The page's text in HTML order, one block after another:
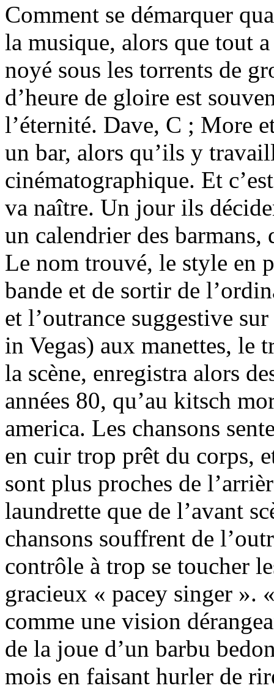
Comment se démarquer
la musique, alors que tout
noyé sous les torrents de
d’heure de gloire est
l’éternité. Dave, C ; More
un bar, alors qu’ils y
cinématographique. Et
va naître. Un jour ils
un calendrier des barmans,
Le nom trouvé, le style en
bande et de sortir de
et l’outrance suggestive
in Vegas) aux manettes, le
la scène, enregistra alors
années 80, qu’au kitsch
america. Les chansons
en cuir trop prêt du corps,
sont plus proches de
laundrette que de l’avant
chansons souffrent de
contrôle à trop se toucher
gracieux « pacey singer ».
comme une vision
de la joue d’un barbu
mois en faisant hurler de